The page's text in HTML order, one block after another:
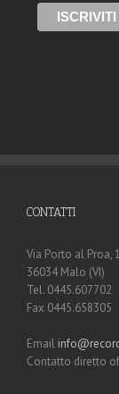
CONTATTI
Via Porto al Proa,
36034 Malo (VI)
Tel. 0445.607702
Fax 0445.658305
Email
Contatto diretto